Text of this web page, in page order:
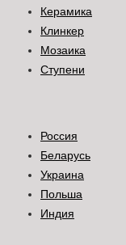
Керамика
Клинкер
Мозаика
Ступени
Россия
Беларусь
Украина
Польша
Индия